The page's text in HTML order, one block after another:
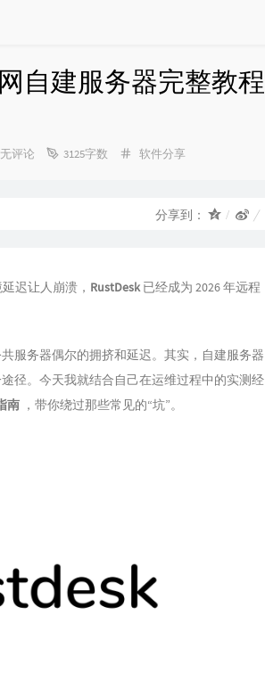
自建服务器完整教程
评论 3125字数
分
软件分享
分享到：
迟让人崩溃， RustDesk已经成为 2026 年远程
服务器偶尔的拥挤和延迟。其实，自建服务器
途径。今天我就结合自己在运维过程中的实测经
南 ，带你绕过那些常见的“坑”。